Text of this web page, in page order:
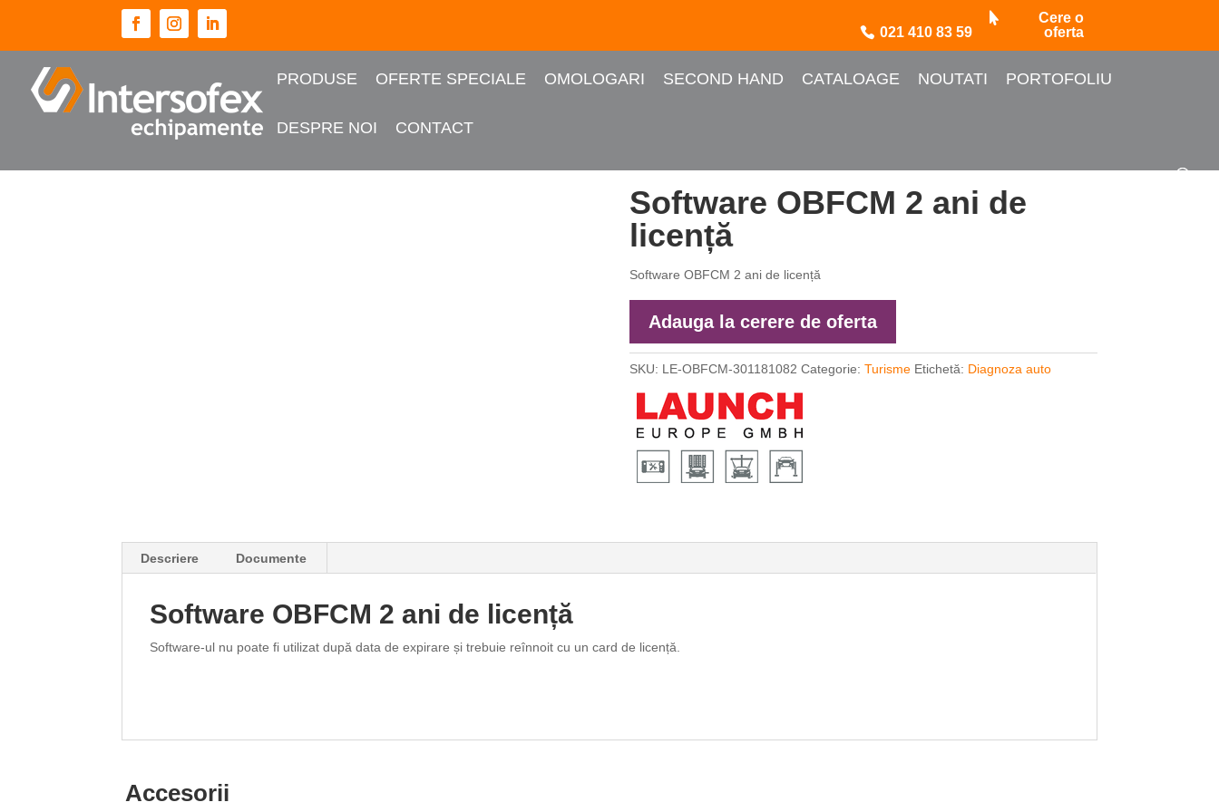
021 410 83 59
Cere o
oferta
PRODUSE OFERTE SPECIALE OMOLOGARI SECOND HAND CATALOAGE NOUTATI PORTOFOLIU
DESPRE NOI CONTACT
Software OBFCM 2 ani de
licență
Software OBFCM 2 ani de licență
Adauga la cerere de oferta
SKU: LE-OBFCM-301181082 Categorie: Turisme Etichetă: Diagnoza auto
Descriere Documente
Software OBFCM 2 ani de licență
Software-ul nu poate fi utilizat după data de expirare și trebuie reînnoit cu un card de licență.
Accesorii